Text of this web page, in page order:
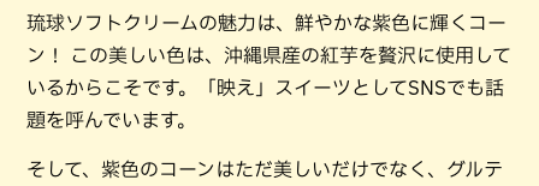
琉球ソフトクリームの魅力は、鮮やかな紫色に輝くコー
ン！ この美しい色は、沖縄県産の紅芋を贅沢に使用して
いるからこそです。「映え」スイーツとしてSNSでも話
題を呼んでいます。
そして、紫色のコーンはただ美しいだけでなく、グルテ